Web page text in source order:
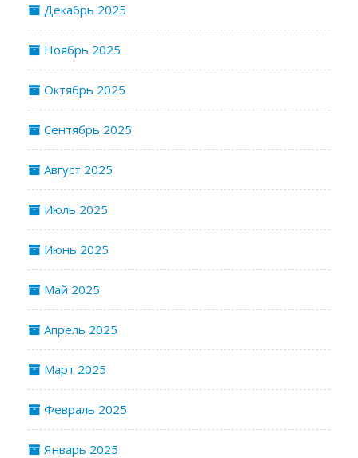
Декабрь 2025
Ноябрь 2025
Октябрь 2025
Сентябрь 2025
Август 2025
Июль 2025
Июнь 2025
Май 2025
Апрель 2025
Март 2025
Февраль 2025
Январь 2025